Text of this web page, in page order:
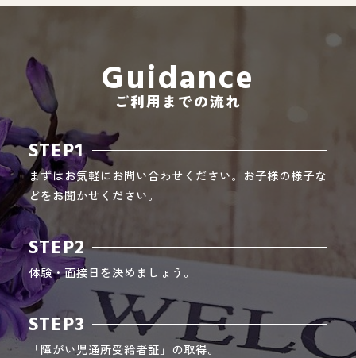
Guidance
ご利用までの流れ
STEP1
まずはお気軽にお問い合わせください。お子様の様子な
どをお聞かせください。
STEP2
体験・面接日を決めましょう。
STEP3
「障がい児通所受給者証」の取得。